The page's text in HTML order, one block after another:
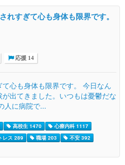
れすぎて心も身体も限界です。
応援 14
心も身体も限界です。 今日なん
出てきました。いつもは憂鬱だな
人に病院で...
高校生 1470
心療内科 1117
レス 289 職場 203
不安 392